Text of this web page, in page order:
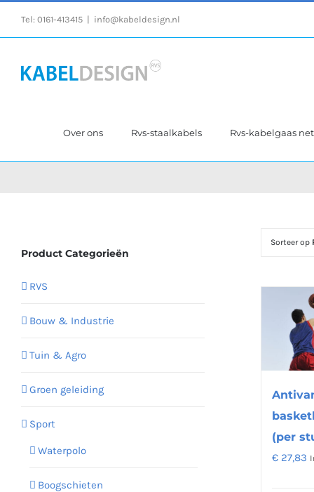
Tel: 0161-413415 info@kabeldesign.nl
Over ons Rvs-staalkabels Rvs-kabelgaas
Sorteer op
(per
€ 27,83
Product Categorieën
RVS
Bouw & Industrie
Tuin & Agro
Groen geleiding
Sport
Waterpolo
Boogschieten